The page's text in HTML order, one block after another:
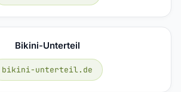
Bikini-Unterteil
bikini-unterteil.de